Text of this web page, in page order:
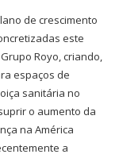
de crescimento
este
Royo, criando,
espaços de
sanitária no
o aumento da
na América
a